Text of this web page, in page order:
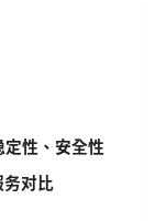
性、安全性
务对比